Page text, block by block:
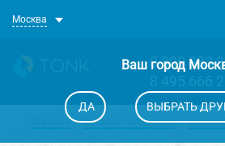
Москва
8 800 333
8 495 666
Ваш город
ДА ВЫБРАТЬ
Главная Каталог продуктов